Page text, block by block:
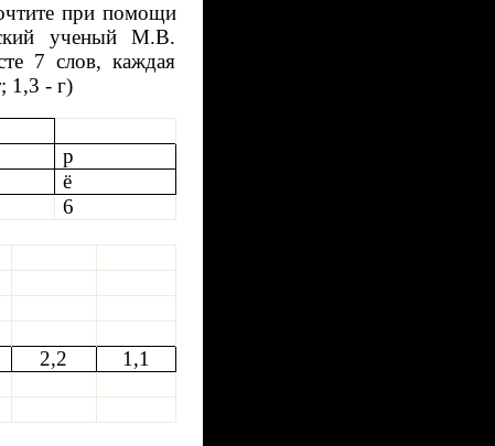
при помощи
ученый М.В.
7 слов, каждая
1,3 - г)
р
ё
6
2,2
1,1